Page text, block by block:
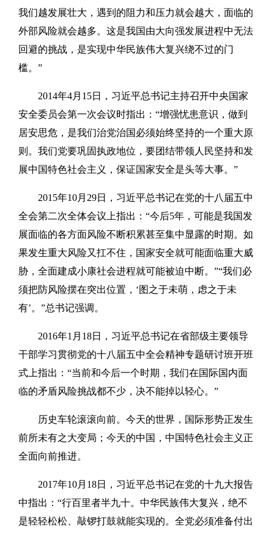
我们越发展壮大，遇到的阻力和压力就会越大，面临的
外部风险就会越多。这是我国由大向强发展进程中无法
回避的挑战，是实现中华民族伟大复兴绕不过的门
槛。”
2014年4月15日，习近平总书记主持召开中央国家
安全委员会第一次会议时指出：“增强忧患意识，做到
居安思危，是我们治党治国必须始终坚持的一个重大原
则。我们党要巩固执政地位，要团结带领人民坚持和发
展中国特色社会主义，保证国家安全是头等大事。”
2015年10月29日，习近平总书记在党的十八届五中
全会第二次全体会议上指出：“今后5年，可能是我国发
展面临的各方面风险不断积累甚至集中显露的时期。如
果发生重大风险又扛不住，国家安全就可能面临重大威
胁，全面建成小康社会进程就可能被迫中断。”“我们必
须把防风险摆在突出位置，‘图之于未萌，虑之于未
有’。”总书记强调。
2016年1月18日，习近平总书记在省部级主要领导
干部学习贯彻党的十八届五中全会精神专题研讨班开班
式上指出：“当前和今后一个时期，我们在国际国内面
临的矛盾风险挑战都不少，决不能掉以轻心。”
历史车轮滚滚向前。今天的世界，国际形势正发生
前所未有之大变局；今天的中国，中国特色社会主义正
全面向前推进。
2017年10月18日，习近平总书记在党的十九大报告
中指出：“行百里者半九十。中华民族伟大复兴，绝不
是轻轻松松、敲锣打鼓就能实现的。全党必须准备付出